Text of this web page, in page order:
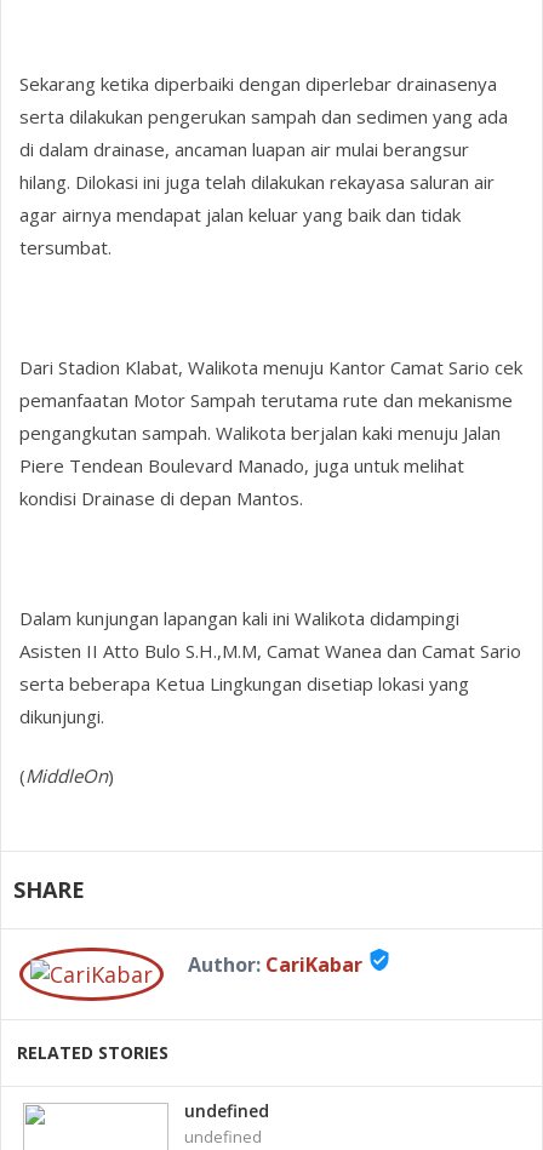
Sekarang ketika diperbaiki dengan diperlebar drainasenya
serta dilakukan pengerukan sampah dan sedimen yang ada
di dalam drainase, ancaman luapan air mulai berangsur
hilang. Dilokasi ini juga telah dilakukan rekayasa saluran air
agar airnya mendapat jalan keluar yang baik dan tidak
tersumbat.
Dari Stadion Klabat, Walikota menuju Kantor Camat Sario cek
pemanfaatan Motor Sampah terutama rute dan mekanisme
pengangkutan sampah. Walikota berjalan kaki menuju Jalan
Piere Tendean Boulevard Manado, juga untuk melihat
kondisi Drainase di depan Mantos.
Dalam kunjungan lapangan kali ini Walikota didampingi
Asisten II Atto Bulo S.H.,M.M, Camat Wanea dan Camat Sario
serta beberapa Ketua Lingkungan disetiap lokasi yang
dikunjungi.
(MiddleOn)
SHARE
Author: CariKabar verified_user
RELATED STORIES
undefined
undefined